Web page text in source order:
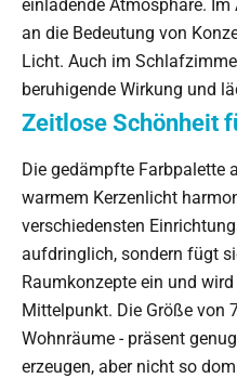
einladende Atmosphäre.
an die Bedeutung von
Licht. Auch im
beruhigende Wirkung und
Zeitlose Schönheit
Die gedämpfte Farbpalette
warmem Kerzenlicht
verschiedensten
aufdringlich, sondern fügt
Raumkonzepte ein und
Mittelpunkt. Die Größe von
Wohnräume - präsent
erzeugen, aber nicht so